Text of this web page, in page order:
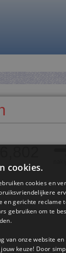
cookies.
cookies en
en gerichte reclame
gebruiken om te
van onze website
keuze! Door